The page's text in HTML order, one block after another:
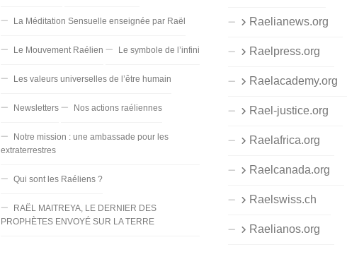
La Méditation Sensuelle enseignée par Raël
Le Mouvement Raélien Le symbole de l’infini
Les valeurs universelles de l’être humain
Newsletters Nos actions raéliennes
Notre mission : une ambassade pour les
extraterrestres
Qui sont les Raéliens ?
RAËL MAITREYA, LE DERNIER DES
PROPHÈTES ENVOYÉ SUR LA TERRE
Raelianews.org
Raelpress.org
Raelacademy.org
Rael-justice.org
Raelafrica.org
Raelcanada.org
Raelswiss.ch
Raelianos.org